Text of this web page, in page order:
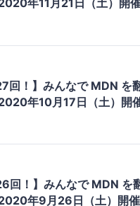
年11月21日（土）開
回！】みんなで MDN を
年10月17日（土）開
回！】みんなで MDN を
年9月26日（土）開催